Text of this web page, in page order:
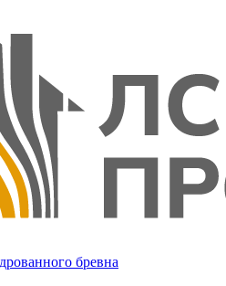
бревна